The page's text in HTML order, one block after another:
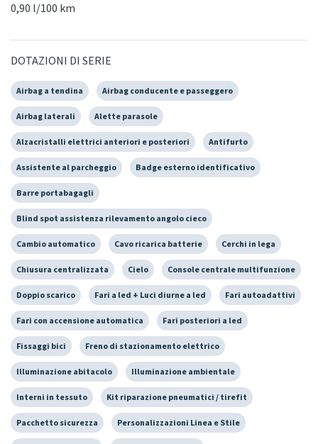
0,90 l/100 km
DOTAZIONI DI SERIE
Airbag a tendina Airbag conducente e passeggero
Airbag laterali Alette parasole
Alzacristalli elettrici anteriori e posteriori Antifurto
Assistente al parcheggio Badge esterno identificativo
Barre portabagagli
Blind spot assistenza rilevamento angolo cieco
Cambio automatico Cavo ricarica batterie Cerchi in lega
Chiusura centralizzata Cielo Console centrale multifunzione
Doppio scarico Fari a led + Luci diurne a led Fari autoadattivi
Fari con accensione automatica Fari posteriori a led
Fissaggi bici Freno di stazionamento elettrico
Illuminazione abitacolo Illuminazione ambientale
Interni in tessuto Kit riparazione pneumatici / tirefit
Pacchetto sicurezza Personalizzazioni Linea e Stile